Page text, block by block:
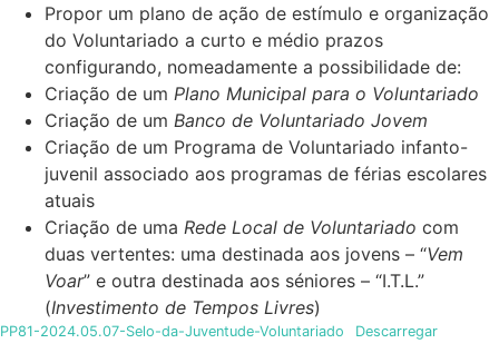
Propor um plano de ação de estímulo e organização
do Voluntariado a curto e médio prazos
configurando, nomeadamente a possibilidade de:
Criação de um Plano Municipal para o Voluntariado
Criação de um Banco de Voluntariado Jovem
Criação de um Programa de Voluntariado infanto-
juvenil associado aos programas de férias escolares
atuais
Criação de uma Rede Local de Voluntariado com
duas vertentes: uma destinada aos jovens – “Vem
Voar” e outra destinada aos séniores – “I.T.L.”
(Investimento de Tempos Livres)
PP81-2024.05.07-Selo-da-Juventude-Voluntariado Descarregar